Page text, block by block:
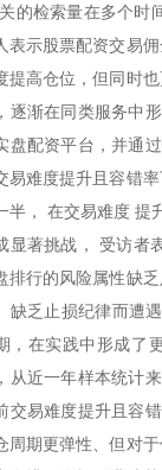
的检索量在多个时
表示股票配资交易
提高仓位，但同时
逐渐在同类服务中
盘配资平台，并通
易难度提升且容错
半， 在交易难度 提
显著挑战， 受访者
排行的风险属性缺
缺乏止损纪律而遭
，在实践中形成了
从近一年样本统计
交易难度提升且容
周期更弹性、但对